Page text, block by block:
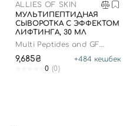
ALLIES OF SKIN
МУЛЬТИПЕПТИДНАЯ
СЫВОРОТКА С ЭФФЕКТОМ
ЛИФТИНГА, 30 МЛ
Multi Peptides and GF
9,685₴ +484 кешбек
0 (0)
Отправляя форму для
принимаете условия